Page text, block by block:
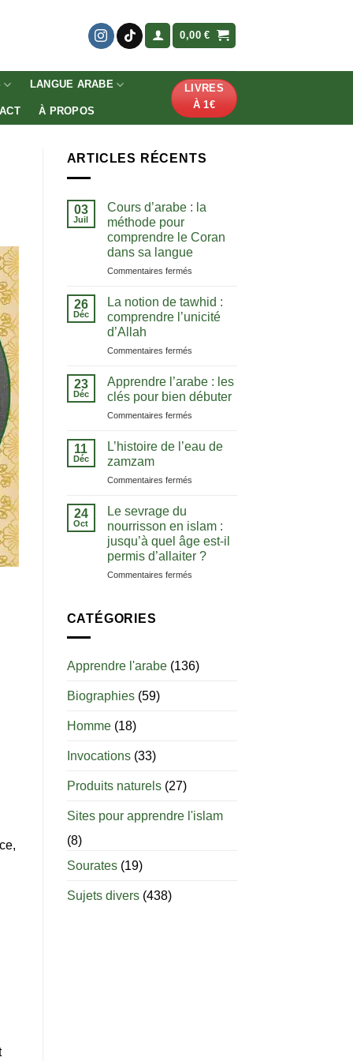
0,00€
LANGUE ARABE
À PROPOS
LIVRES
À 1€
ARTICLES RÉCENTS
03
Juil
Cours d’arabe : la
méthode pour
comprendre le Coran
dans sa langue
Commentaires ferméssur
d’arabe
la
pour
le
Coran
dans
sa
26
Déc
La notion de tawhid :
comprendre l’unicité
d’Allah
Commentaires ferméssur
notion
de
tawhid
:
l’unicité
23
Déc
Apprendre l’arabe : les
clés pour bien débuter
Commentaires ferméssur
l’arabe
clés
débuter
11
Déc
L’histoire de l’eau de
zamzam
Commentaires ferméssur
l’eau
de
zamzam
24
Oct
Le sevrage du
nourrisson en islam :
jusqu’à quel âge est-il
permis d’allaiter ?
Commentaires ferméssur
:
CATÉGORIES
Apprendre l'arabe(136)
Biographies(59)
Homme(18)
Invocations(33)
Produits naturels(27)
Sites pour apprendre l'islam
(8)
Sourates(19)
Sujets divers(438)